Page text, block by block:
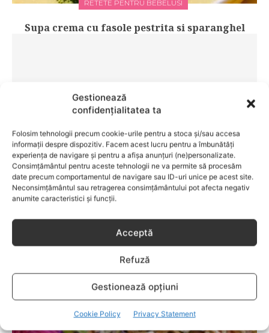
Gestionează
confidențialitatea ta
Folosim tehnologii precum cookie-urile pentru a stoca și/sau accesa
informații despre dispozitiv. Facem acest lucru pentru a îmbunătăți
experiența de navigare și pentru a afișa anunțuri (ne)personalizate.
Consimțământul pentru aceste tehnologii ne va permite să procesăm
date precum comportamentul de navigare sau ID-uri unice pe acest site.
Neconsimțământul sau retragerea consimțământului pot afecta negativ
anumite caracteristici și funcții.
Acceptă
Refuză
Gestionează opțiuni
Cookie Policy Privacy Statement
RETETE PENTRU BEBELUSI
Supa crema cu fasole pestrita si sparanghel
EVENIMENTE
salata gustoasa si usoara